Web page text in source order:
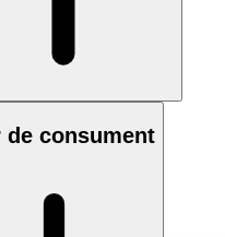
de consument